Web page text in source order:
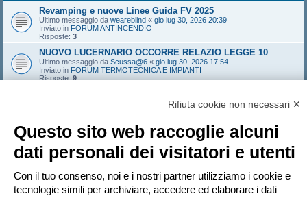
Revamping e nuove Linee Guida FV 2025
Ultimo messaggio da weareblind « gio lug 30, 2026 20:39
Inviato in FORUM ANTINCENDIO
Risposte: 3
NUOVO LUCERNARIO OCCORRE RELAZIO LEGGE 10
Ultimo messaggio da Scussa@6 « gio lug 30, 2026 17:54
Inviato in FORUM TERMOTECNICA E IMPIANTI
Risposte:9
gio lug 30, 2026 12:12
Gruppo pompaggio 12845 e distanze
Ultimo messaggio da Terminus
gio lug 30, 2026 10:18
Inviato in FORUM ANTINCENDIO
Risposte:
SHOWROOM RIVENDITA MOTO + OFFICINA
Ultimo messaggio daboba74«gio lug 30, 2026 09:30
Inviato inFORUM ANTINCENDIO
Rifiuta cookie non necessari ✕
Questo sito web raccoglie alcuni
dati personali dei visitatori e utenti
Con il tuo consenso, noi e i nostri partner utilizziamo i cookie e
tecnologie simili per archiviare, accedere ed elaborare i dati